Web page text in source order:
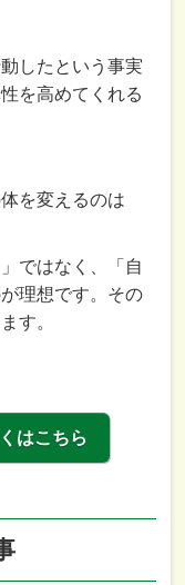
したという事実
を高めてくれる
を変えるのは
ではなく、「自
理想です。その
す。
はこちら